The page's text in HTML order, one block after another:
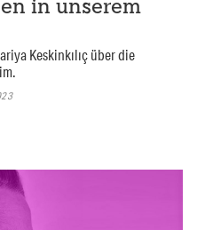
in unserem
Keskinkılıç über die